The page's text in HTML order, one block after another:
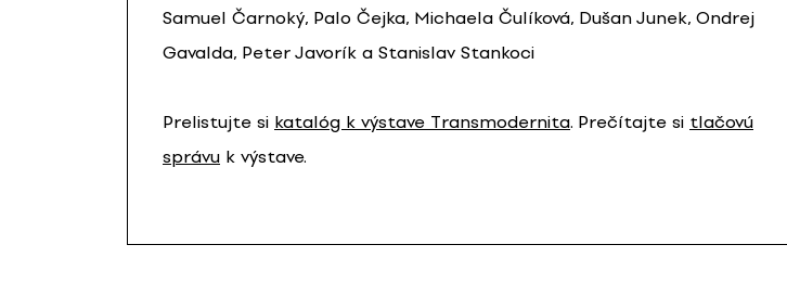
Samuel Čarnoký, Palo Čejka, Michaela Čulíková, Dušan Junek, Ondrej
Gavalda, Peter Javorík a Stanislav Stankoci
Prelistujte si katalóg k výstave Transmodernita. Prečítajte si tlačovú
správu k výstave.